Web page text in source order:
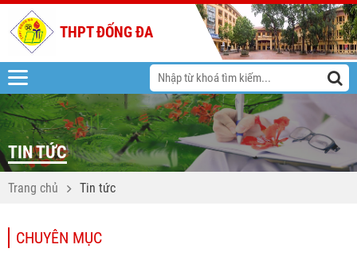
THPT ĐỐNG ĐA
TIN TỨC
Trang chủ Tin tức
CHUYÊN MỤC